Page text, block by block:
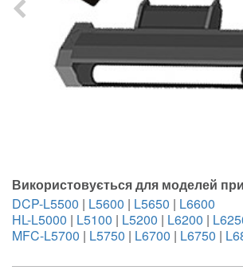
Використовується для моделей
DCP-L5500 | L5600 | L5650 | L6600
HL-L5000 | L5100 | L5200 | L6200 |
MFC-L5700 | L5750 | L6700 | L6750 |